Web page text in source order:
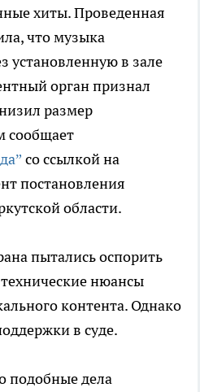
хиты. Проведенная
что музыка
установленную в зале
орган признал
размер
сообщает
со ссылкой на
постановления
области.
пытались оспорить
нюансы
контента. Однако
в суде.
подобные дела